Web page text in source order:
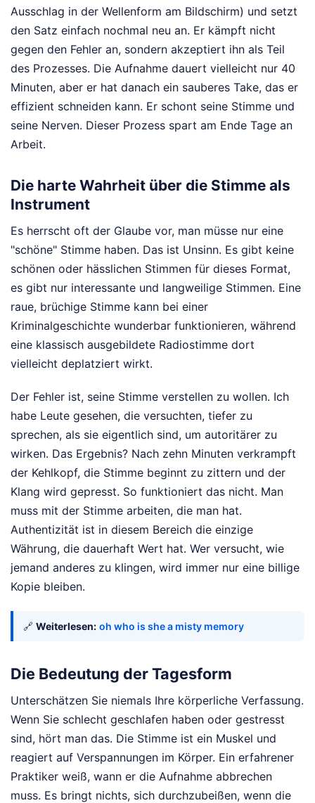
Ausschlag in der Wellenform am Bildschirm) und setzt
den Satz einfach nochmal neu an. Er kämpft nicht
gegen den Fehler an, sondern akzeptiert ihn als Teil
des Prozesses. Die Aufnahme dauert vielleicht nur 40
Minuten, aber er hat danach ein sauberes Take, das er
effizient schneiden kann. Er schont seine Stimme und
seine Nerven. Dieser Prozess spart am Ende Tage an
Arbeit.
Die harte Wahrheit über die Stimme als
Instrument
Es herrscht oft der Glaube vor, man müsse nur eine
"schöne" Stimme haben. Das ist Unsinn. Es gibt keine
schönen oder hässlichen Stimmen für dieses Format,
es gibt nur interessante und langweilige Stimmen. Eine
raue, brüchige Stimme kann bei einer
Kriminalgeschichte wunderbar funktionieren, während
eine klassisch ausgebildete Radiostimme dort
vielleicht deplatziert wirkt.
Der Fehler ist, seine Stimme verstellen zu wollen. Ich
habe Leute gesehen, die versuchten, tiefer zu
sprechen, als sie eigentlich sind, um autoritärer zu
wirken. Das Ergebnis? Nach zehn Minuten verkrampft
der Kehlkopf, die Stimme beginnt zu zittern und der
Klang wird gepresst. So funktioniert das nicht. Man
muss mit der Stimme arbeiten, die man hat.
Authentizität ist in diesem Bereich die einzige
Währung, die dauerhaft Wert hat. Wer versucht, wie
jemand anderes zu klingen, wird immer nur eine billige
Kopie bleiben.
🔗 Weiterlesen: oh who is she a misty memory
Die Bedeutung der Tagesform
Unterschätzen Sie niemals Ihre körperliche Verfassung.
Wenn Sie schlecht geschlafen haben oder gestresst
sind, hört man das. Die Stimme ist ein Muskel und
reagiert auf Verspannungen im Körper. Ein erfahrener
Praktiker weiß, wann er die Aufnahme abbrechen
muss. Es bringt nichts, sich durchzubeißen, wenn die